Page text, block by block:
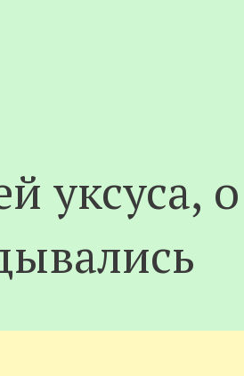
уксуса, о